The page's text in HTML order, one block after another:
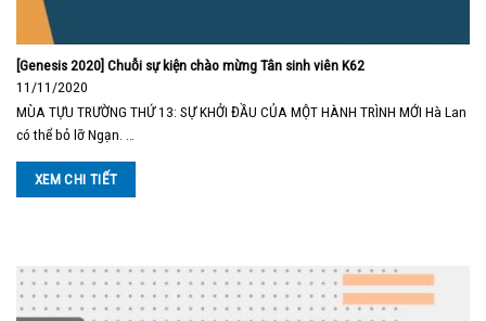
[Genesis 2020] Chuỗi sự kiện chào mừng Tân sinh viên K62
11/11/2020
MÙA TỰU TRƯỜNG THỨ 13: SỰ KHỞI ĐẦU CỦA MỘT HÀNH TRÌNH MỚI Hà Lan
có thể bỏ lỡ Ngạn. …
XEM CHI TIẾT